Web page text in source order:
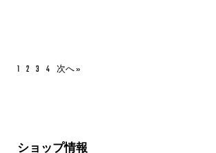
1 2 3 4 次へ »
ショップ情報